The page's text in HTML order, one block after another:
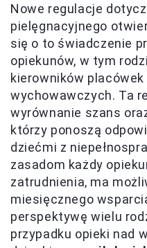
Nowe regulacje
pielęgnacyjnego
się o to świadczenie
opiekunów, w tym
kierowników
wychowawczych. Ta
wyrównanie szans
którzy ponoszą
dziećmi z
zasadom każdy
zatrudnienia, ma
miesięcznego
perspektywę wielu
przypadku opieki nad